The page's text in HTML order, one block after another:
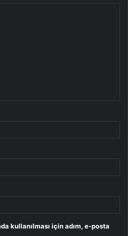
kullanılması için adım, e-posta